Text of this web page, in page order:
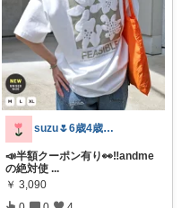
suzu🌷6歳4歳子育てママの暮らし
📣半額クーポン有り👀‼️andme
の絶対使 ...
￥ 3,090